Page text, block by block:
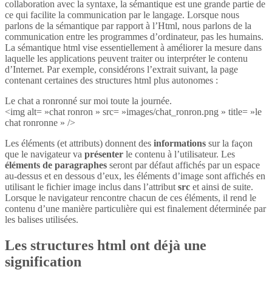
collaboration avec la syntaxe, la sémantique est une grande partie de
ce qui facilite la communication par le langage. Lorsque nous
parlons de la sémantique par rapport à l’Html, nous parlons de la
communication entre les programmes d’ordinateur, pas les humains.
La sémantique html vise essentiellement à améliorer la mesure dans
laquelle les applications peuvent traiter ou interpréter le contenu
d’Internet. Par exemple, considérons l’extrait suivant, la page
contenant certaines des structures html plus autonomes :
Le chat a ronronné sur moi toute la journée.
<img alt= »chat ronron » src= »images/chat_ronron.png » title= »le
chat ronronne » />
Les éléments (et attributs) donnent des informations sur la façon
que le navigateur va présenter le contenu à l’utilisateur. Les
éléments de paragraphes seront par défaut affichés par un espace
au-dessus et en dessous d’eux, les éléments d’image sont affichés en
utilisant le fichier image inclus dans l’attribut src et ainsi de suite.
Lorsque le navigateur rencontre chacun de ces éléments, il rend le
contenu d’une manière particulière qui est finalement déterminée par
les balises utilisées.
Les structures html ont déjà une
signification